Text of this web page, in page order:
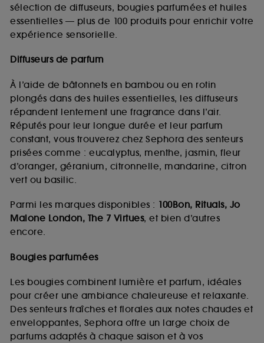
sélection de diffuseurs, bougies parfumées et huiles
essentielles — plus de 100 produits pour enrichir votre
expérience sensorielle.
Diffuseurs de parfum
À l’aide de bâtonnets en bambou ou en rotin
plongés dans des huiles essentielles, les diffuseurs
répandent lentement une fragrance dans l’air.
Réputés pour leur longue durée et leur parfum
constant, vous trouverez chez Sephora des senteurs
prisées comme : eucalyptus, menthe, jasmin, fleur
d’oranger, géranium, citronnelle, mandarine, citron
vert ou basilic.
Parmi les marques disponibles : 100Bon, Rituals, Jo
Malone London, The 7 Virtues, et bien d’autres
encore.
Bougies parfumées
Les bougies combinent lumière et parfum, idéales
pour créer une ambiance chaleureuse et relaxante.
Des senteurs fraîches et florales aux notes chaudes et
enveloppantes, Sephora offre un large choix de
parfums adaptés à chaque saison et à vos